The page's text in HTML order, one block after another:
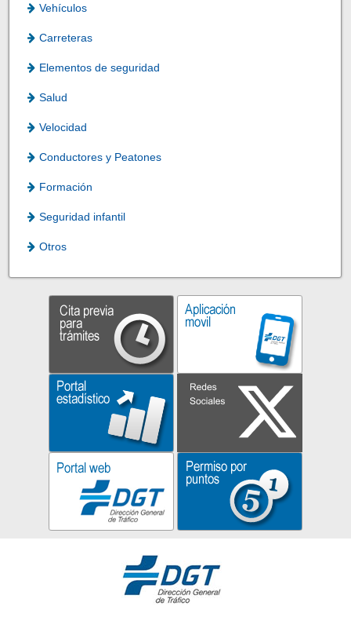
Vehículos
Carreteras
Elementos de seguridad
Salud
Velocidad
Conductores y Peatones
Formación
Seguridad infantil
Otros